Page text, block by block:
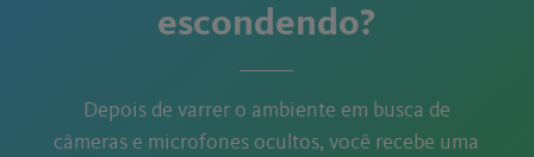
escondendo?
Depois de varrer o ambiente em busca de
câmeras e microfones ocultos, você recebe uma